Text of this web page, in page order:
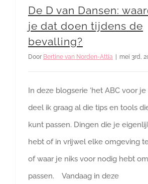
De D van Dansen:
je dat doen tijdens de
bevalling?
Door Bertine van Norden-Attia mei 3rd,
In deze blogserie ‘het ABC voor je
deel ik graag al die tips en tools
kunt passen. Dingen die je
hebt of in vrijwel elke omgeving
of waar je niks voor nodig hebt
passen. Vandaag in deze